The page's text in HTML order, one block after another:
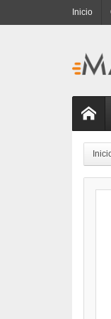
Inicio